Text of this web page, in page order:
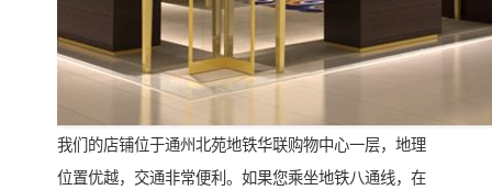
我们的店铺位于通州北苑地铁华联购物中心一层，地理
位置优越，交通非常便利。如果您乘坐地铁八通线，在